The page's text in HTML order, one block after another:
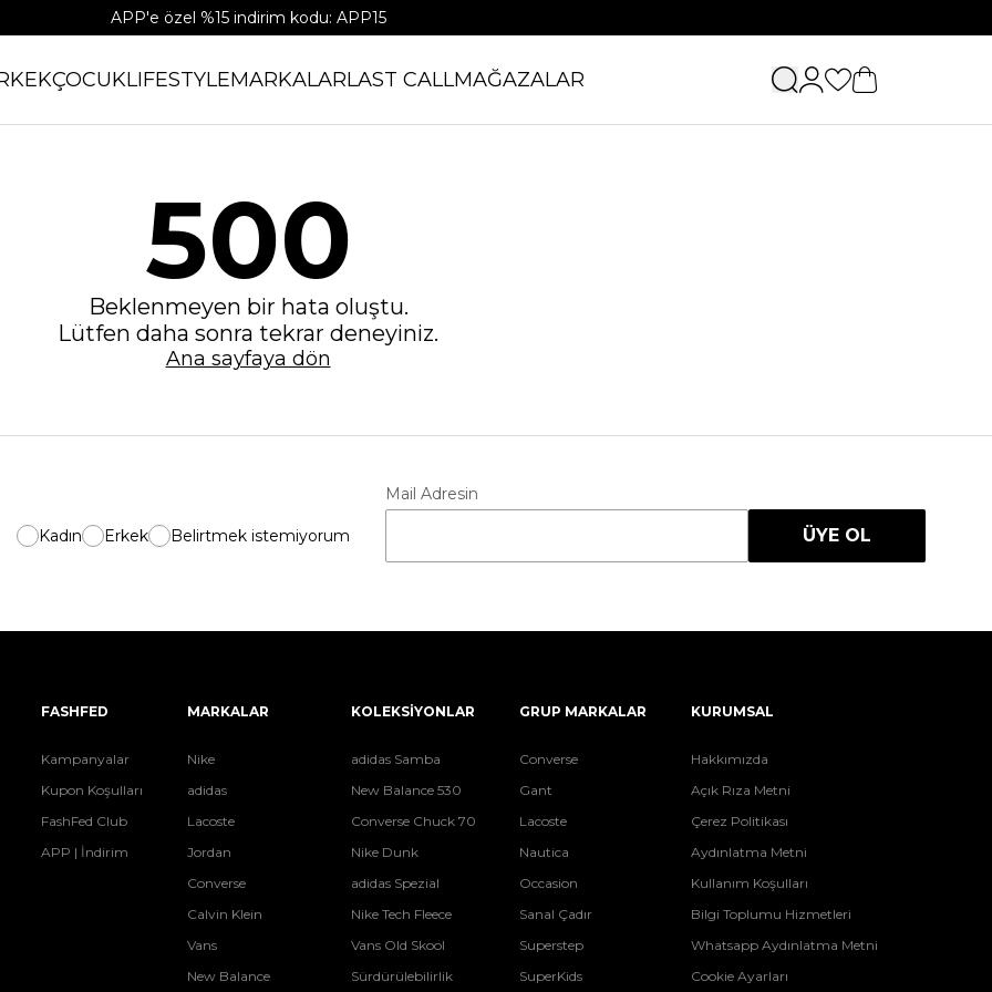
APP'e özel %15 indirim kodu: APP15
ÇOCUKLIFESTYLEMARKALARLAST CALLMAĞAZALAR
500
Beklenmeyen bir hata oluştu.
Lütfen daha sonra tekrar deneyiniz.
Ana sayfaya dön
Kadın Erkek Belirtmek istemiyorum
Mail Adresin
ÜYE OL
FASHFED
Kampanyalar
Kupon Koşulları
FashFed Club
APP | İndirim
MARKALAR
Nike
adidas
Lacoste
Jordan
Converse
Calvin Klein
Vans
New Balance
KOLEKSİYONLAR
adidas Samba
New Balance 530
Converse Chuck 70
Nike Dunk
adidas Spezial
Nike Tech Fleece
Vans Old Skool
Sürdürülebilirlik
GRUP MARKALAR
Converse
Gant
Lacoste
Nautica
Occasion
Sanal Çadır
Superstep
SuperKids
KURUMSAL
Hakkımızda
Açık Rıza Metni
Çerez Politikası
Aydınlatma Metni
Kullanım Koşulları
Bilgi Toplumu Hizmetleri
Whatsapp Aydınlatma Metni
Cookie Ayarları